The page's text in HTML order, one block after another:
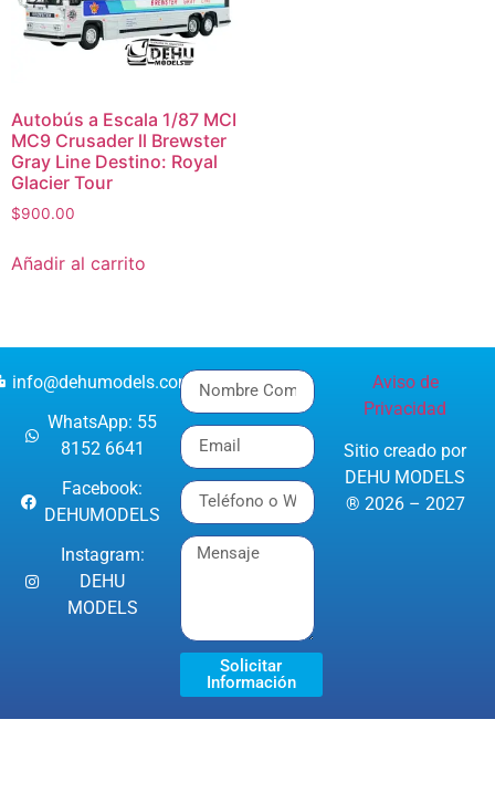
Autobús a Escala 1/87 MCI
MC9 Crusader ll Brewster
Gray Line Destino: Royal
Glacier Tour
$900.00
Añadir al carrito
info@dehumodels.com
WhatsApp: 55
8152 6641
Facebook:
DEHUMODELS
Instagram:
DEHU
MODELS
Solicitar
Información
Aviso de
Privacidad
Sitio creado por
DEHU MODELS
® 2026 – 2027